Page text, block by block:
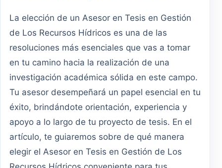
La elección de un Asesor en Tesis en Gestión
de Los Recursos Hídricos es una de las
resoluciones más esenciales que vas a tomar
en tu camino hacia la realización de una
investigación académica sólida en este campo.
Tu asesor desempeñará un papel esencial en tu
éxito, brindándote orientación, experiencia y
apoyo a lo largo de tu proyecto de tesis. En el
artículo, te guiaremos sobre de qué manera
elegir el Asesor en Tesis en Gestión de Los